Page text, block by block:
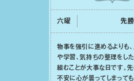
六曜 先勝
物事を強引に進めるよりも
や学習、気持ちの整理をし
組むことが⼤事な⽇です。
不安に⼼が曇ってしまって